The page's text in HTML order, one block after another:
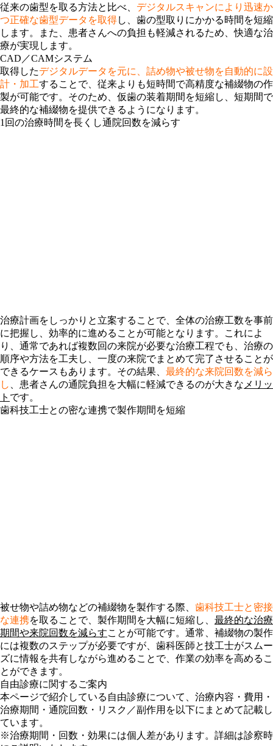
従来の歯型を取る方法と比べ、 デジタルスキャンにより迅速か
つ正確な歯型データを取得し、歯の型取りにかかる時間を短縮
します。また、患者さんへの負担も軽減されるため、快適な治
療が実現します。
CAD／CAMシステム
取得したデジタルデータを元に、詰め物や被せ物を自動的に設
計・加工することで、従来よりも短時間で高精度な補綴物の作
製が可能です。そのため、仮歯の装着期間を短縮し、短期間で
最終的な補綴物を提供できるようになります。
1回の治療時間を長くし通院回数を減らす
治療計画をしっかりと立案することで、全体の治療工数を事前
に把握し、効率的に進めることが可能となります。これによ
り、通常であれば複数回の来院が必要な治療工程でも、治療の
順序や方法を工夫し、一度の来院でまとめて完了させることが
できるケースもあります。その結果、 最終的な来院回数を減ら
し
、患者さんの通院負担を大幅に軽減できるのが大きな メリッ
ト です。
歯科技工士との密な連携で製作期間を短縮
被せ物や詰め物などの補綴物を製作する際、 歯科技工士と密接
な連携を取ることで、製作期間を大幅に短縮し、 最終的な治療
期間や来院回数を減らすことが可能です。通常、補綴物の製作
には複数のステップが必要ですが、歯科医師と技工士がスムー
ズに情報を共有しながら進めることで、作業の効率を高めるこ
とができます。
自由診療に関するご案内
本ページで紹介している自由診療について、治療内容・費用・
治療期間・通院回数・リスク／副作用を以下にまとめて記載し
ています。
※治療期間・回数・効果には個人差があります。詳細は診察時